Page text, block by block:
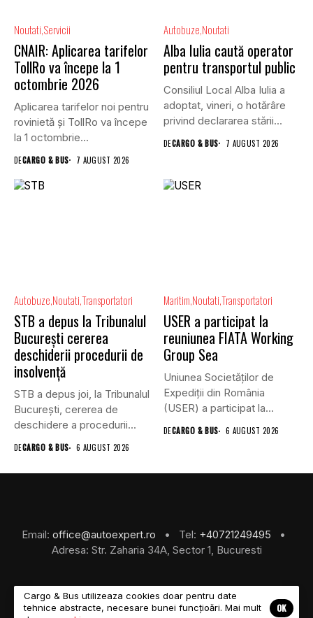
Noutati Servicii
CNAIR: Aplicarea tarifelor
TollRo va începe la 1
octombrie 2026
Aplicarea tarifelor noi pentru
rovinietă și TollRo va începe
la 1 octombrie...
DECARGO & BUS 7 AUGUST 2026
Autobuze Noutati
Alba Iulia caută operator
pentru transportul public
Consiliul Local Alba Iulia a
adoptat, vineri, o hotărâre
privind declararea stării...
DECARGO & BUS 7 AUGUST 2026
Autobuze NoutatiTransportatori
STB a depus la Tribunalul
București cererea
deschiderii procedurii de
insolvență
STB a depus joi, la Tribunalul
Bucureşti, cererea de
deschidere a procedurii...
DECARGO & BUS 6 AUGUST 2026
Maritim NoutatiTransportatori
USER a participat la
reuniunea FIATA Working
Group Sea
Uniunea Societăților de
Expediții din România
(USER) a participat la
reuniunea online...
DECARGO & BUS 6 AUGUST 2026
Email: office@autoexpert.ro • Tel: +40721249495
•
Adresa: Str. Zaharia 34A, Sector 1, Bucuresti
©2026 Cargo & Bus
Cargo & Bus utilizeaza cookies doar pentru date
tehnice abstracte, necesare bunei funcțioări. Mai mult
OK